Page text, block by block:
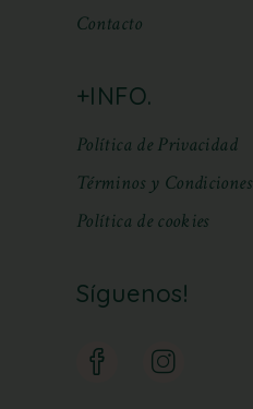
Contacto
+INFO.
Política de Privacidad
Términos y Condiciones
Política de cookies
Síguenos!